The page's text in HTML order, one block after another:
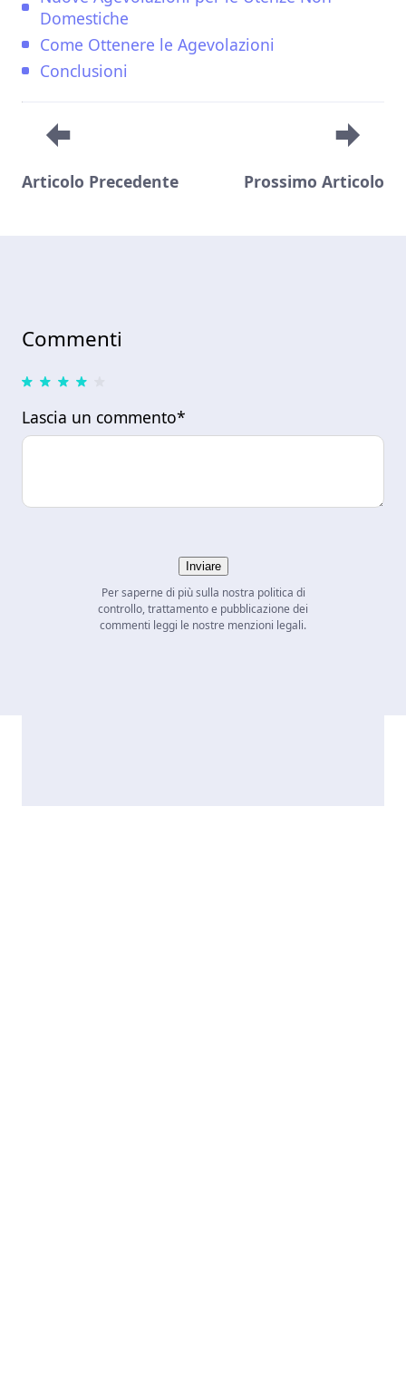
Domestiche
Come Ottenere le Agevolazioni
Conclusioni
Articolo Precedente Prossimo Articolo
Commenti
Lascia un commento*
Inviare
Per saperne di più sulla nostra politica di
controllo, trattamento e pubblicazione dei
commenti leggi le nostre menzioni legali.